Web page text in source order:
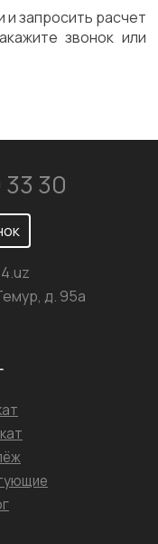
и запросить расчет
звонок или
30
д. 95а